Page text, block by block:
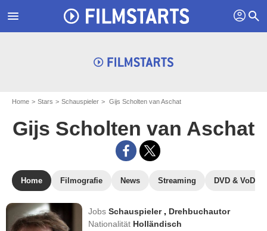
menu profil search
Home Stars Schauspieler Gijs Scholten van Aschat
Gijs Scholten van Aschat
Home Filmografie News Streaming DVD & VoD
JobsSchauspieler , Drehbuchautor
Nationalität Holländisch